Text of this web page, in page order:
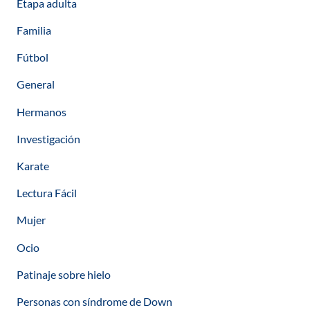
Etapa adulta
Familia
Fútbol
General
Hermanos
Investigación
Karate
Lectura Fácil
Mujer
Ocio
Patinaje sobre hielo
Personas con síndrome de Down